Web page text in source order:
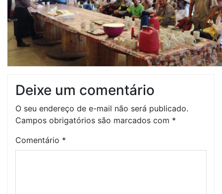
Deixe um comentário
O seu endereço de e-mail não será publicado.
Campos obrigatórios são marcados com *
Comentário *